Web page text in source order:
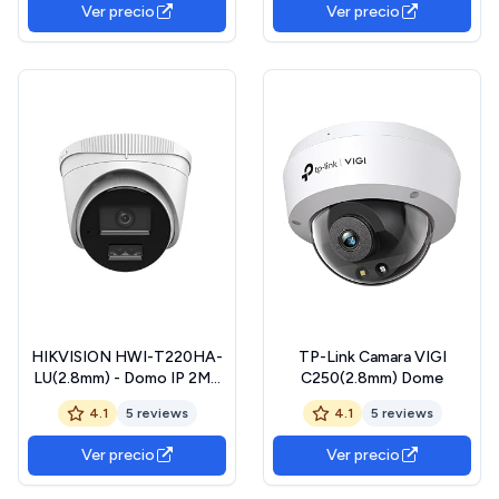
Ver precio
Cámara Domo CCTV para
Interiores(CAMARADA)
Ver precio
HIKVISION HWI-T220HA-
LU(2.8mm) - Domo IP 2MP
de Exterior, cámara Blanca
4.1 5 reviews
Ver precio
TP-Link Camara VIGI
C250(2.8mm) Dome
4.1 5 reviews
Ver precio